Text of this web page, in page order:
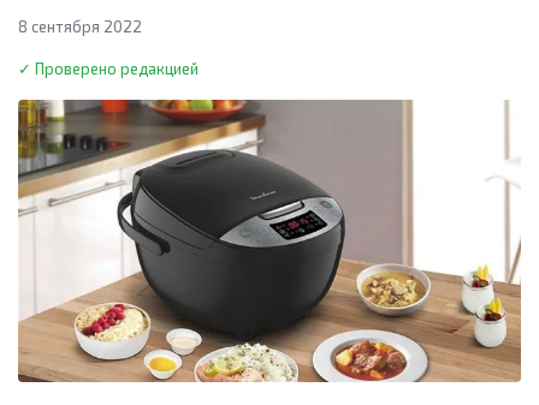
8 сентября 2022
✓ Проверено редакцией